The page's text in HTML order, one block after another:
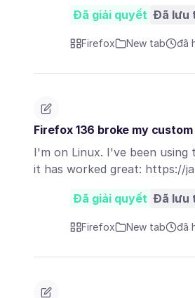
Đã giải quyết Đã lưu
Firefox New tab đã
Firefox 136 broke my
I'm on Linux. I've been
it has worked great: https://
Đã giải quyết Đã lưu
Firefox New tab đã